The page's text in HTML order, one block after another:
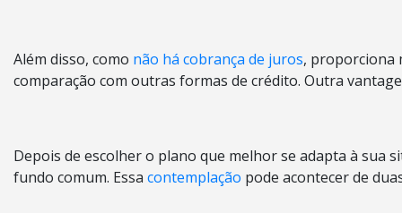
Além disso, como não há cobrança de juros, proporciona
comparação com outras formas de crédito. Outra
Depois de escolher o plano que melhor se adapta à sua
fundo comum. Essa contemplação pode acontecer de